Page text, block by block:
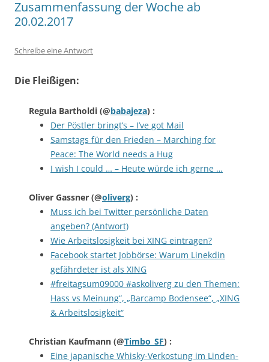
Zusammenfassung der Woche ab
20.02.2017
Schreibe eine Antwort
Die Fleißigen:
Regula Bartholdi (@babajeza) :
Der Pöstler bringt’s – I’ve got Mail
Samstags für den Frieden – Marching for
Peace: The World needs a Hug
I wish I could … – Heute würde ich gerne …
Oliver Gassner (@oliverg) :
Muss ich bei Twitter persönliche Daten
angeben? (Antwort)
Wie Arbeitslosigkeit bei XING eintragen?
Facebook startet Jobbörse: Warum Linekdin
gefährdeter ist als XING
#freitagsum09000 #askoliverg zu den Themen:
Hass vs Meinung“, „Barcamp Bodensee“, „XING
& Arbeitslosigkeit“
Christian Kaufmann (@Timbo_SF) :
Eine japanische Whisky-Verkostung im Linden-